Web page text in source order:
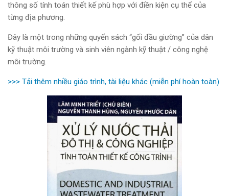
thông số tính toán thiết kế phù hợp với điền kiện cụ thể của
từng địa phương.
Đây là một trong những quyển sách “gối đầu giường” của dân
kỹ thuật môi trường và sinh viên ngành kỹ thuật / công nghệ
môi trường.
>>> Tải thêm nhiều giáo trình, tài liệu khác (miễn phí hoàn toàn)